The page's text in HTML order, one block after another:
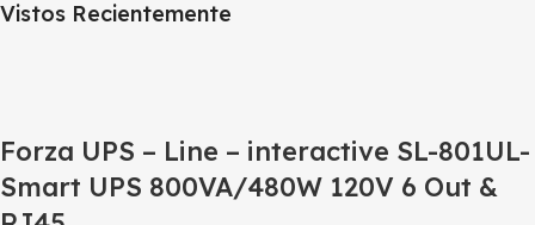
Vistos Recientemente
Forza UPS – Line – interactive SL-801UL-
Smart UPS 800VA/480W 120V 6 Out &